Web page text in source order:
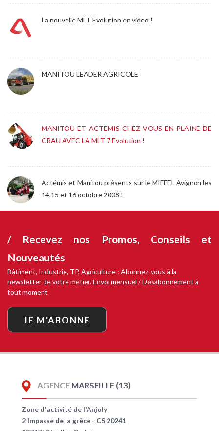
La nouvelle MLT Evolution en video !
MANITOU LEADER AGRICOLE
MANITOU ET ACTEMIS CHEZ VOUS EN PLAINE DE
CRAU AVEC LA MLT 7 Evolution !
Actémis et Manitou présents sur le MIFFEL Avignon les
14,15 et 16 octobre 2008 !
/ Recevez nos Promos, Conseils et
Nouveautés
Bâtiment, Industrie, TP, Agriculture : Abonnez-vous à la
newsletter de votre métier. Envoi mensuel / Désabonnement à
tout moment
JE M'ABONNE
AGENCEMARSEILLE (13)
Zone d'activité de l'Anjoly
2 Impasse de la grèce - CS 20241